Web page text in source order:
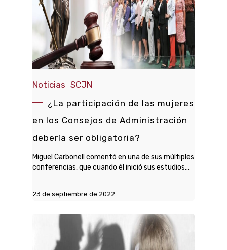
Noticias SCJN
¿La participación de las mujeres
en los Consejos de Administración
debería ser obligatoria?
Miguel Carbonell comentó en una de sus múltiples
conferencias, que cuando él inició sus estudios…
23 de septiembre de 2022